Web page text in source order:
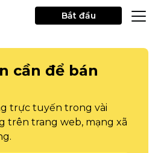
Bắt đầu
cần để bán
trực tuyến trong vài
trên trang web, mạng xã